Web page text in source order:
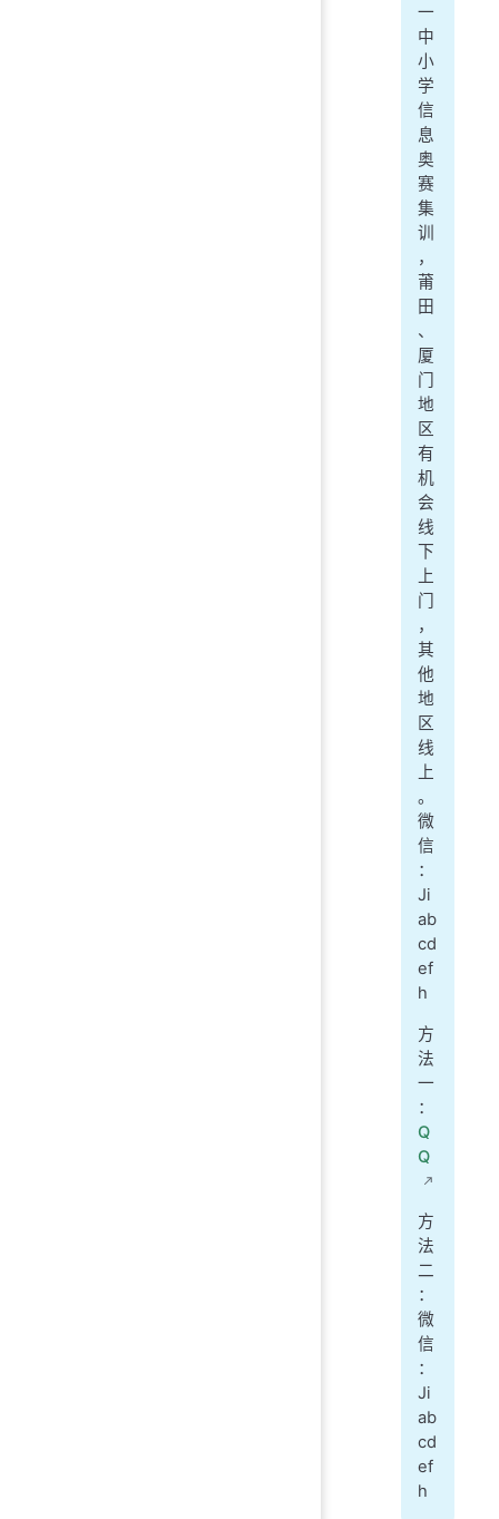
一
中
小
学
信
息
奥
赛
集
训
，
莆
田
、
厦
门
地
区
有
机
会
线
下
上
门
，
其
他
地
区
线
上
。
微
信
：
Ji
ab
cd
ef
h
方
法
一
：
Q
Q
方
法
二
：
微
信
：
Ji
ab
cd
ef
h